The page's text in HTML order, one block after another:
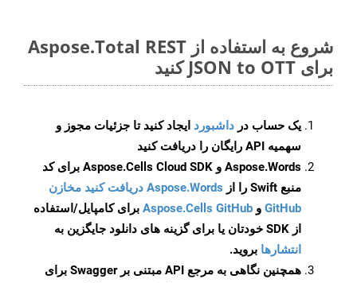
شروع به استفاده از Aspose.Total REST
برای JSON to OTT کنید
یک حساب در داشبورد ایجاد کنید تا جزئیات مجوز و
سهمیه API رایگان را دریافت کنید
Aspose.Words و Aspose.Cells Cloud SDK برای کد
منبع Swift را از
Aspose.Words دریافت کنید مخازن
GitHub و Aspose.Cells GitHub برای کامپایل/استفاده
از SDK خودتان یا برای گزینه های دانلود جایگزین به
انتشارها بروید.
همچنین نگاهی به مرجع API مبتنی بر Swagger برای